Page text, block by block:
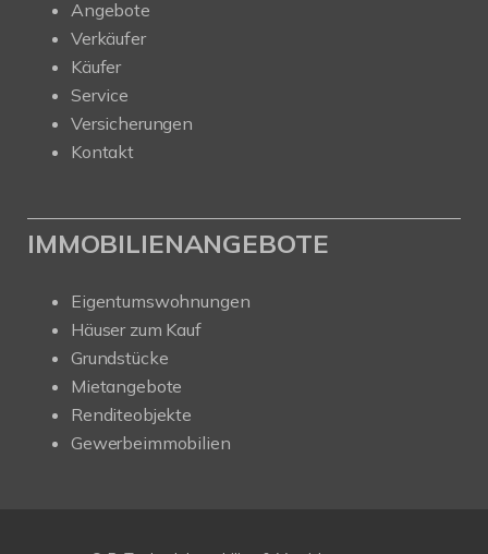
Angebote
Verkäufer
Käufer
Service
Versicherungen
Kontakt
IMMOBILIENANGEBOTE
Eigentumswohnungen
Häuser zum Kauf
Grundstücke
Mietangebote
Renditeobjekte
Gewerbeimmobilien